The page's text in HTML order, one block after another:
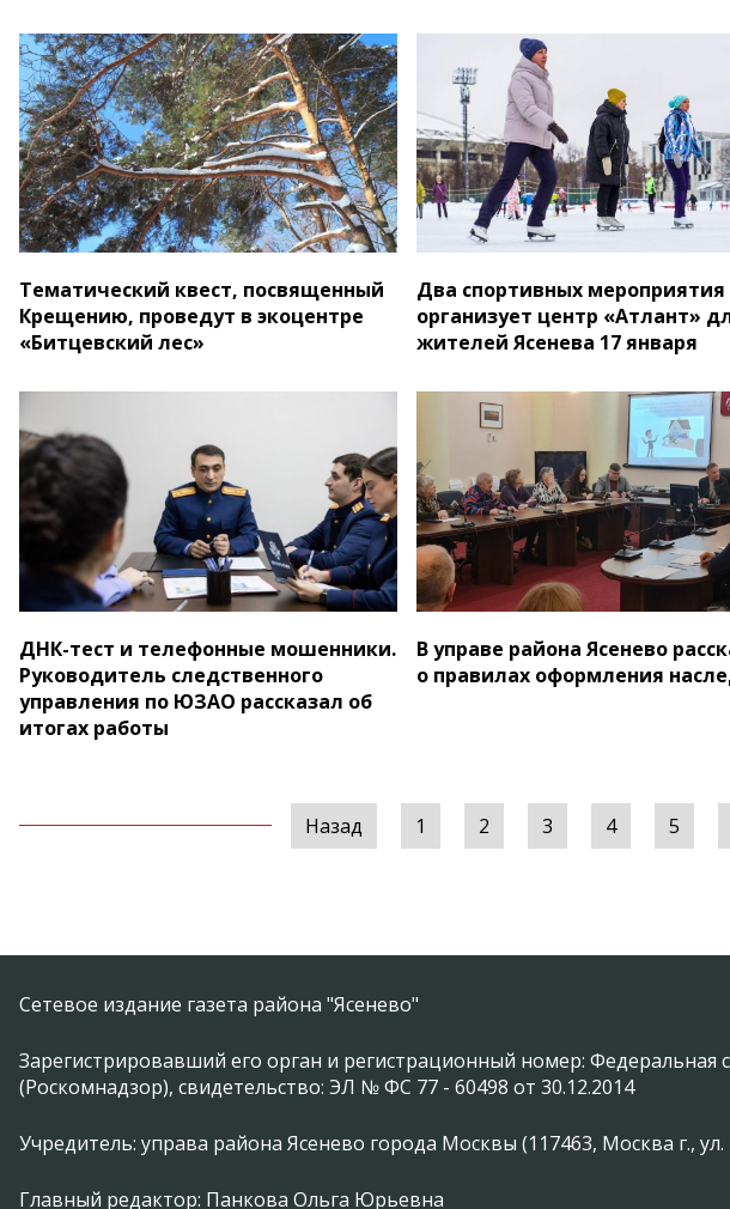
Тематический квест, посвященный
Крещению, проведут в экоцентре
«Битцевский лес»
Два спортивных мероприятия
организует центр «Атлант»
жителей Ясенева 17 января
ДНК-тест и телефонные мошенники.
Руководитель следственного
управления по ЮЗАО рассказал об
итогах работы
В управе района Ясенево
о правилах оформления
Назад 1 2 3 4 5
Сетевое издание газета района "Ясенево"
Зарегистрировавший его орган и регистрационный номер:
(Роскомнадзор), свидетельство: ЭЛ № ФС 77 - 60498 от 30.12.2014
Учредитель: управа района Ясенево города Москвы (117463, Москва г., ул.
Главный редактор: Панкова Ольга Юрьевна